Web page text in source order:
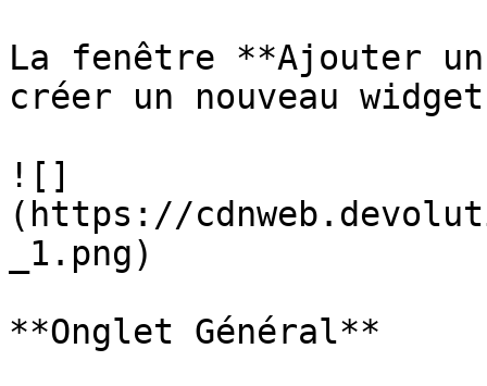
La fenêtre **Ajouter
créer un nouveau
![]
(https://
_1.png)
**Onglet Général**